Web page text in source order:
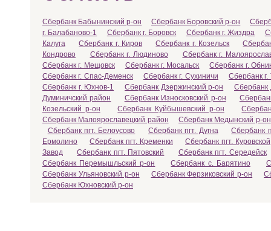
Сбербанк Бабынинский р-он Сбербанк Боровский р-он
г. Балабаново-1
Сбербанк г. Боровск Сбербанк г. Жиздра
Калуга
Сбербанк г. Киров Сбербанк г. Козельск
Кондрово
Сбербанк г. Людиново
Сбербанк г.
Сбербанк г. Мещовск
Сбербанк г. Мосальск
Сбербанк г.
Сбербанк г. Спас-Деменск
Сбербанк г. Сухиничи
Сбербанк г.
Сбербанк г. Юхнов-1
Сбербанк Дзержинский р-он
Сбербанк
Думиничский район
Сбербанк Износковский р-он
Козельский р-он
Сбербанк Куйбышевский р-он
Сбербанк Малоярославецкий район
Сбербанк Медынский р-он
Сбербанк пгт. Белоусово
Сбербанк пгт. Дугна
Сбербанк
Ермолино
Сбербанк пгт. Кременки
Сбербанк пгт. Куровской
Завод
Сбербанк пгт. Пятовский
Сбербанк пгт. Середейск
Сбербанк Перемышльский р-он
Сбербанк с. Барятино
Сбербанк Ульяновский р-он
Сбербанк Ферзиковский р-он
Сбербанк Юхновский р-он